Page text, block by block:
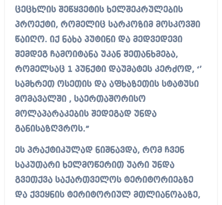
ცეცხლის შეწყვეტის ხელშეკრულების
პროექტი, რომელიც სარკოზიმ მოსკოვში
წაიღო. იქ ნახა პუტინი და მედვედევი
შემდეგ ჩამოიტანა უკან შეთანხმება,
რომელსაც 1 პუნქტი დაუმატეს კერძოდ, ‘’
სამხრეთ ოსეთის და აფხაზეთის სტატუსი
მომავალში , საერთაშორისო
მოლაპარაკების შედეგად უნდა
განისაზღვროს.”
ეს პრაქტიკულად ნიშნავდა, რომ ჩვენ
საკუთარი ხელმოწერით უარი უნდა
გვეთქვა საქართველოს ტერიტორიებზე
და ქვეყნის ტერიტორიულ მთლიანობაზე,